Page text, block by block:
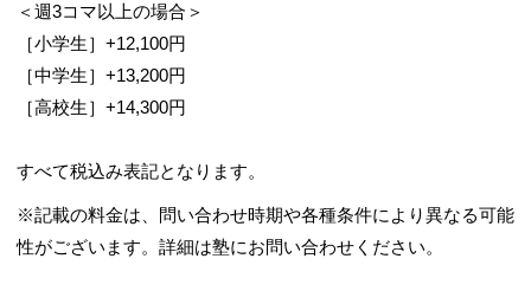
＜週3コマ以上の場合＞
［小学生］+12,100円
［中学生］+13,200円
［高校生］+14,300円
すべて税込み表記となります。
※記載の料金は、問い合わせ時期や各種条件により異なる可能
性がございます。詳細は塾にお問い合わせください。